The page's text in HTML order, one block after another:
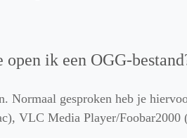
open ik een OGG-
Normaal gesproken heb je
VLC Media Player/Foobar2000